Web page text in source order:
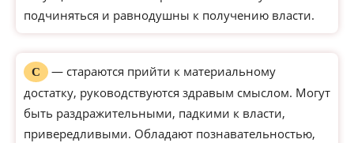
подчиняться и равнодушны к получению власти.
С
— стараются прийти к материальному
достатку, руководствуются здравым смыслом. Могут
быть раздражительными, падкими к власти,
привередливыми. Обладают познавательностью,